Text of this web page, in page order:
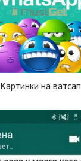
Картинки на ватсап